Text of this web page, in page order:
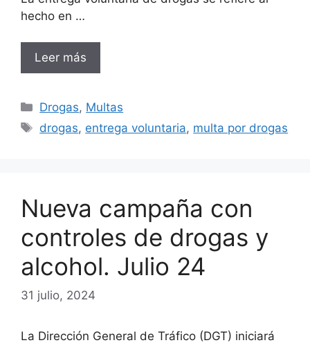
hecho en …
Leer más
Categorías
Drogas, Multas
Etiquetas
drogas, entrega voluntaria, multa por drogas
Nueva campaña con
controles de drogas y
alcohol. Julio 24
31 julio, 2024
La Dirección General de Tráfico (DGT) iniciará